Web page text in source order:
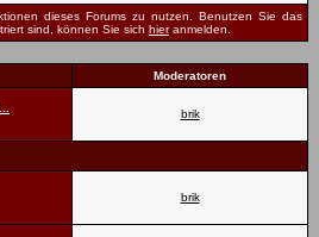
dieses Forums zu nutzen. Benutzen Sie das
sind, können Sie sich hieranmelden.
Moderatoren
brik
brik